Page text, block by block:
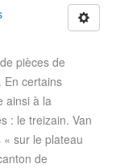
pièces de
En certains
ainsi à la
: le treizain. Van
sur le plateau
de